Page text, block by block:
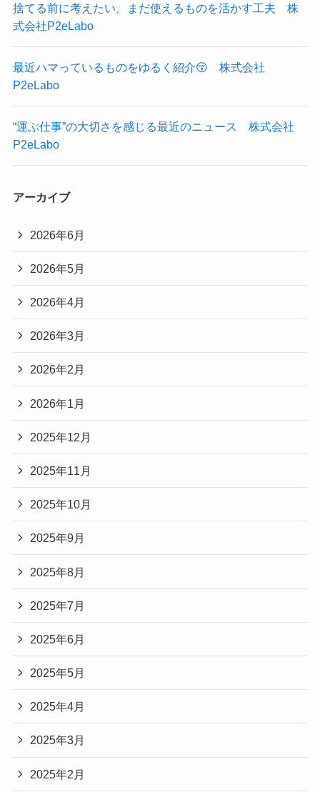
捨てる前に考えたい。まだ使えるものを活かす工夫 株
式会社P2eLabo
最近ハマっているものをゆるく紹介😚 株式会社
P2eLabo
“運ぶ仕事”の大切さを感じる最近のニュース 株式会社
P2eLabo
アーカイブ
2026年6月
2026年5月
2026年4月
2026年3月
2026年2月
2026年1月
2025年12月
2025年11月
2025年10月
2025年9月
2025年8月
2025年7月
2025年6月
2025年5月
2025年4月
2025年3月
2025年2月